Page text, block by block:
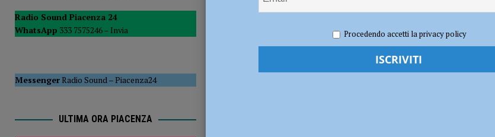
Radio Sound Piacenza 24
WhatsApp 333 7575246 – Invia
MessengerRadio Sound–Piacenza24
ULTIMA ORA PIACENZA
Procedendo accetti la privacy policy